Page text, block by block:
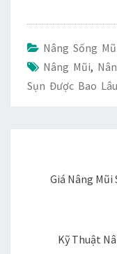
Nâng Sống
Nâng Mũi,
Sụn Được Bao Lâu
Giá Nâng Mũi
Kỹ Thuật